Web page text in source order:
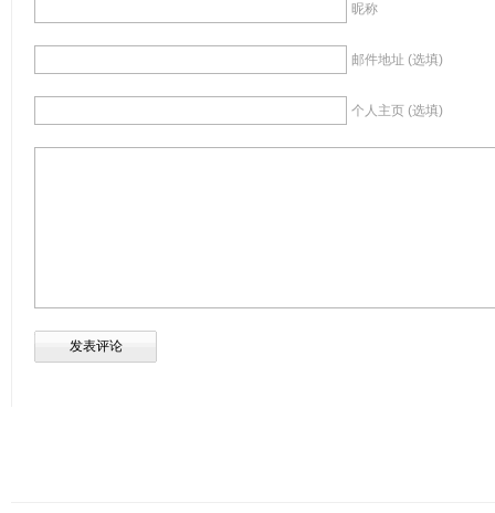
昵称
邮件地址 (选填)
个人主页 (选填)